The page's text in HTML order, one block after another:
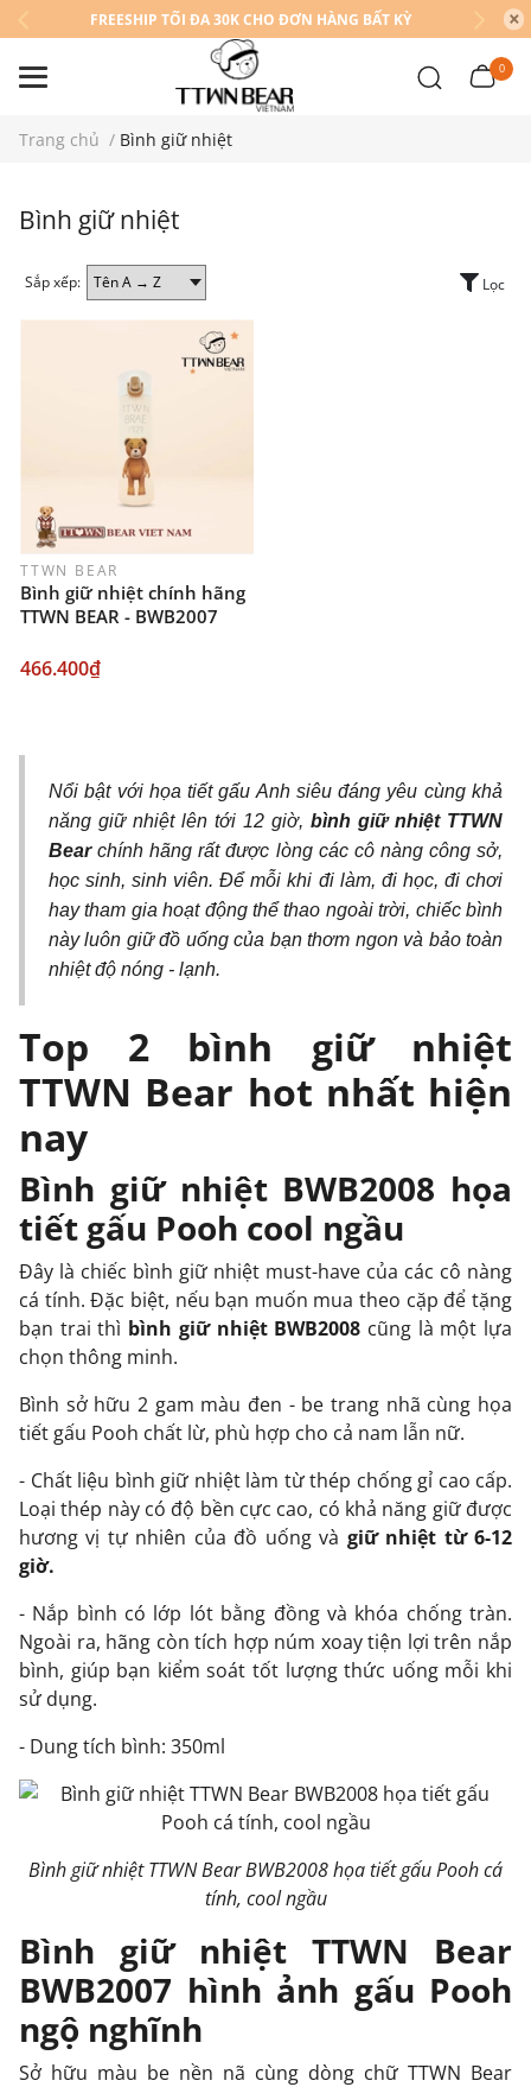
FREESHIP TỐI ĐA 30K CHO ĐƠN HÀNG BẤT KỲ
0
Trang chủ / Bình giữ nhiệt
Bình giữ nhiệt
Sắp xếp: Lọc
TTWN BEAR
Bình giữ nhiệt chính hãng
TTWN BEAR - BWB2007
466.400₫
Nổi bật với họa tiết gấu Anh siêu đáng yêu cùng khả
năng giữ nhiệt lên tới 12 giờ, bình giữ nhiệt TTWN
Bearchính hãng rất được lòng các cô nàng công sở,
học sinh, sinh viên. Để mỗi khi đi làm, đi học, đi chơi
hay tham gia hoạt động thể thao ngoài trời, chiếc bình
này luôn giữ đồ uống của bạn thơm ngon và bảo toàn
nhiệt độ nóng - lạnh.
Top 2 bình giữ nhiệt
TTWN Bear hot nhất hiện
nay
Bình giữ nhiệt BWB2008 họa
tiết gấu Pooh cool ngầu
Đây là chiếc bình giữ nhiệt must-have của các cô nàng
cá tính. Đặc biệt, nếu bạn muốn mua theo cặp để tặng
bạn trai thì bình giữ nhiệt BWB2008 cũng là một lựa
chọn thông minh.
Bình sở hữu 2 gam màu đen - be trang nhã cùng họa
tiết gấu Pooh chất lừ, phù hợp cho cả nam lẫn nữ.
- Chất liệu bình giữ nhiệt làm từ thép chống gỉ cao cấp.
Loại thép này có độ bền cực cao, có khả năng giữ được
hương vị tự nhiên của đồ uống và giữ nhiệt từ 6-12
giờ.
- Nắp bình có lớp lót bằng đồng và khóa chống tràn.
Ngoài ra, hãng còn tích hợp núm xoay tiện lợi trên nắp
bình, giúp bạn kiểm soát tốt lượng thức uống mỗi khi
sử dụng.
- Dung tích bình: 350ml
Bình giữ nhiệt TTWN Bear BWB2008 họa tiết gấu Pooh cá
tính, cool ngầu
Bình giữ nhiệt TTWN Bear
BWB2007 hình ảnh gấu Pooh
ngộ nghĩnh
Sở hữu màu be nền nã cùng dòng chữ TTWN Bear